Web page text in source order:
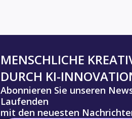
MENSCHLICHE
DURCH KI-
Abonnieren Sie unseren
Laufenden
mit den neuesten